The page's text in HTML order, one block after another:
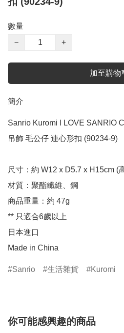
數量
−
+
加至購物
簡介
Sanrio Kuromi I LOVE SANRIO
吊飾 毛公仔 連心形扣 (90234-9)
尺寸：約 W12 x D5.7 x H15cm (
材質：聚酯纖維、鋼
商品重量：約 47g
** 只適合6歲以上
日本進口
Made in China
Sanrio 生活雜貨 Kuromi
你可能感興趣的商品